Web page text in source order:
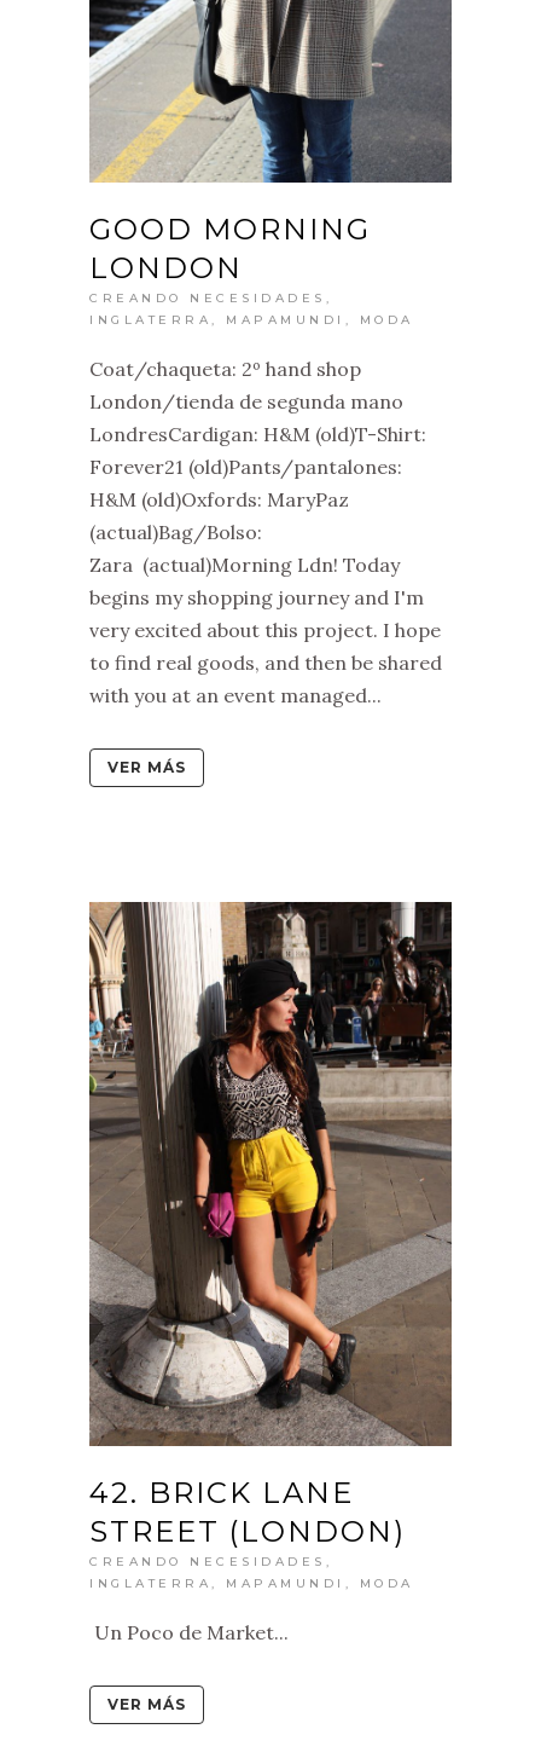
GOOD MORNING
LONDON
CREANDO NECESIDADES ,
INGLATERRA , MAPAMUNDI , MODA
Coat/chaqueta: 2º hand shop
London/tienda de segunda mano
LondresCardigan: H&M (old)T-Shirt:
Forever21 (old)Pants/pantalones:
H&M (old)Oxfords: MaryPaz
(actual)Bag/Bolso:
Zara (actual)Morning Ldn! Today
begins my shopping journey and I'm
very excited about this project. I hope
to find real goods, and then be shared
with you at an event managed...
VER MÁS
42. BRICK LANE
STREET (LONDON)
CREANDO NECESIDADES ,
INGLATERRA , MAPAMUNDI , MODA
Un Poco de Market...
VER MÁS